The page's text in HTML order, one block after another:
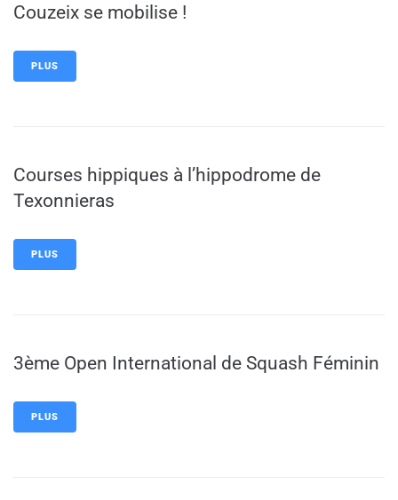
Couzeix se mobilise !
PLUS
Courses hippiques à l’hippodrome de
Texonnieras
PLUS
3ème Open International de Squash Féminin
PLUS